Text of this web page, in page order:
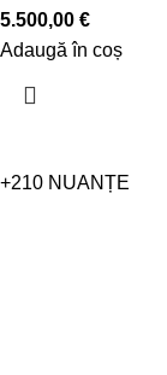
5.500,00 €
Adaugă în coș
+210 NUANȚE